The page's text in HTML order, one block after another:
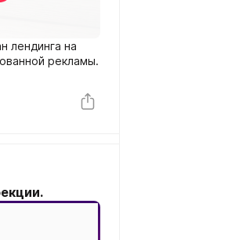
лендинга на
рекламы.